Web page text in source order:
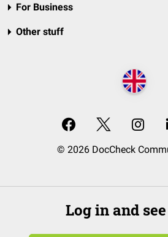
For Business
Other stuff
© 2026 DocCheck
Log in and